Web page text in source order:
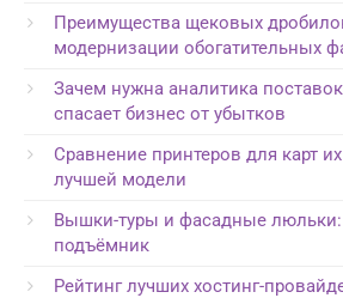
Преимущества щековых
модернизации обогатительных
Зачем нужна аналитика
спасает бизнес от убытков
Сравнение принтеров для карт
лучшей модели
Вышки-туры и фасадные люльки:
подъёмник
Рейтинг лучших хостинг-